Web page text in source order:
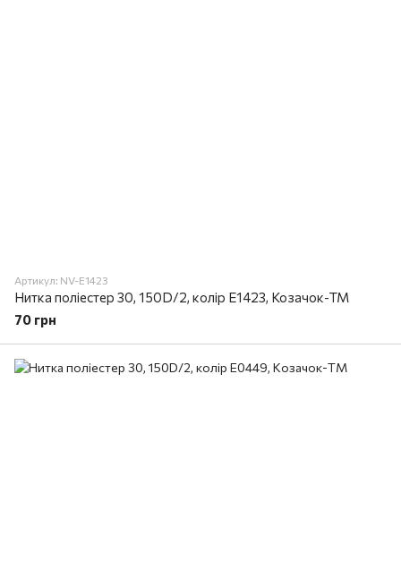
Артикул: NV-E1423
Нитка поліестер 30, 150D/2, колір E1423, Козачок-ТМ
70 грн